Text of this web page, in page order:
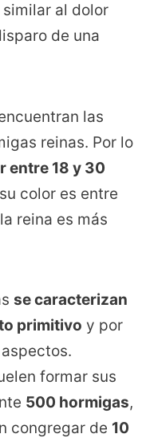
al dolor
de una
las
reinas. Por lo
entre 18 y 30
color es entre
reina es más
se caracterizan
primitivo y por
formar sus
500 hormigas,
congregar de 10